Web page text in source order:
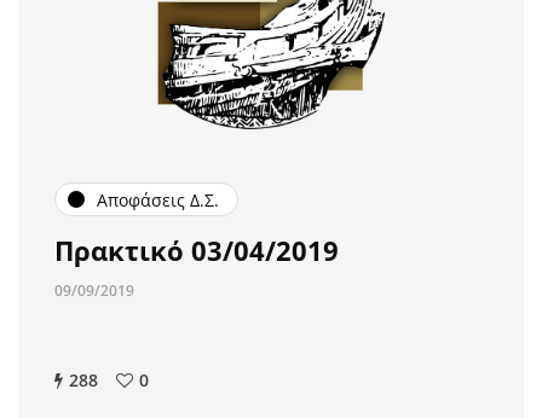
Αποφάσεις Δ.Σ.
Πρακτικό 03/04/2019
09/09/2019
288 0